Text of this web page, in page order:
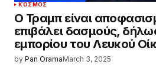
ΚΌΣΜΟΣ
Ο Τραμπ είναι
επιβάλει δασμούς,
εμπορίου του Λευκού
by Pan OramaMarch 3, 2025